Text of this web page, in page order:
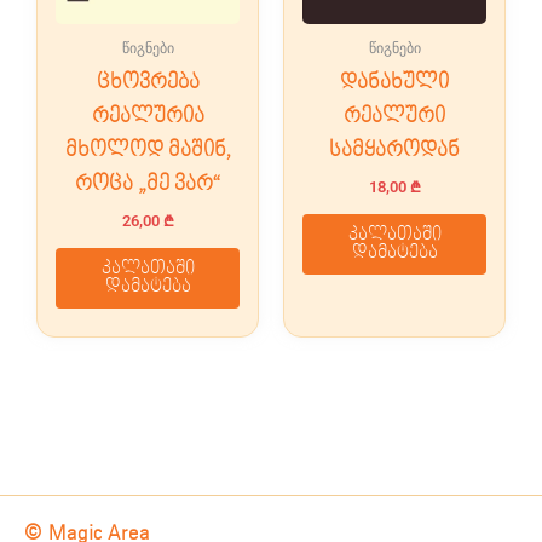
წიგნები
ცხოვრება
რეალურია
მხოლოდ მაშინ,
როცა „მე ვარ“
26,00 ₾
კალათაში
დამატება
წიგნები
დანახული
რეალური
სამყაროდან
18,00 ₾
კალათაში
დამატება
© Magic Area